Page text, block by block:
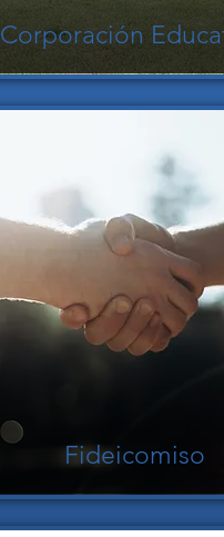
Corporación
Fideicomiso